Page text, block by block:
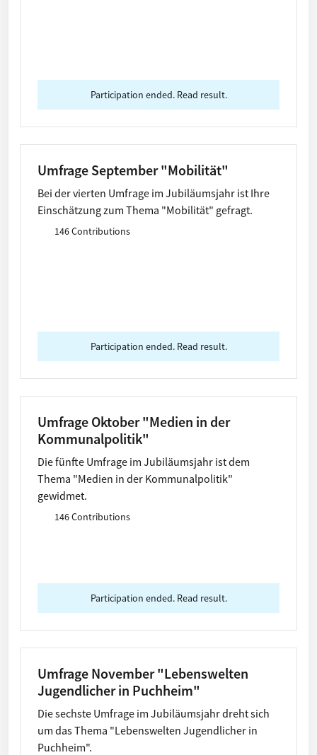
Participation ended. Read result.
Umfrage September "Mobilität"
Bei der vierten Umfrage im Jubiläumsjahr ist Ihre
Einschätzung zum Thema "Mobilität" gefragt.
146 Contributions
Participation ended. Read result.
Umfrage Oktober "Medien in der
Kommunalpolitik"
Die fünfte Umfrage im Jubiläumsjahr ist dem
Thema "Medien in der Kommunalpolitik"
gewidmet.
146 Contributions
Participation ended. Read result.
Umfrage November "Lebenswelten
Jugendlicher in Puchheim"
Die sechste Umfrage im Jubiläumsjahr dreht sich
um das Thema "Lebenswelten Jugendlicher in
Puchheim".